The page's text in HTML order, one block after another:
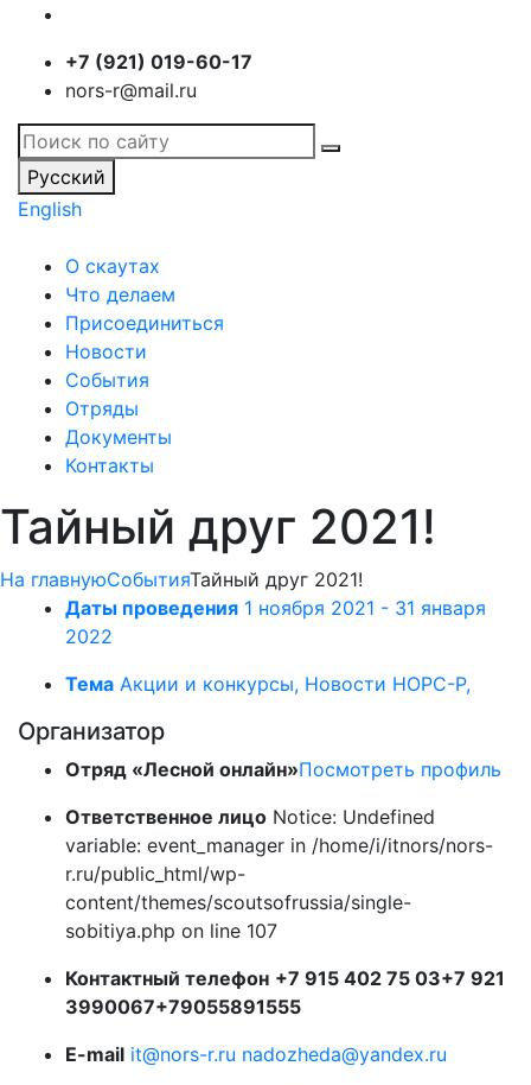
+7 (921) 019-60-17
nors-r@mail.ru
Русский
English
О скаутах
Что делаем
Присоединиться
Новости
События
Отряды
Документы
Контакты
Тайный друг 2021!
На главнуюСобытияТайный друг 2021!
Даты проведения 1 ноября 2021 - 31 января
2022
Тема Акции и конкурсы, Новости НОРС-Р,
Организатор
Отряд «Лесной онлайн»Посмотреть профиль
Ответственное лицо Notice: Undefined
variable: event_manager in /home/i/itnors/nors-
r.ru/public_html/wp-
content/themes/scoutsofrussia/single-
sobitiya.php on line 107
Контактный телефон +7 915 402 75 03+7 921
3990067+79055891555
E-mail it@nors-r.ru nadozheda@yandex.ru